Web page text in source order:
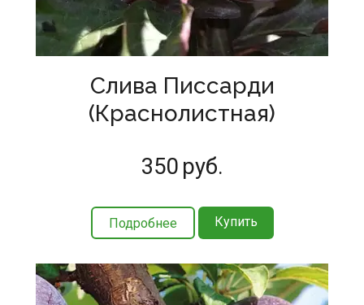
Слива Писсарди
(Краснолистная)
350 руб.
Подробнее Купить